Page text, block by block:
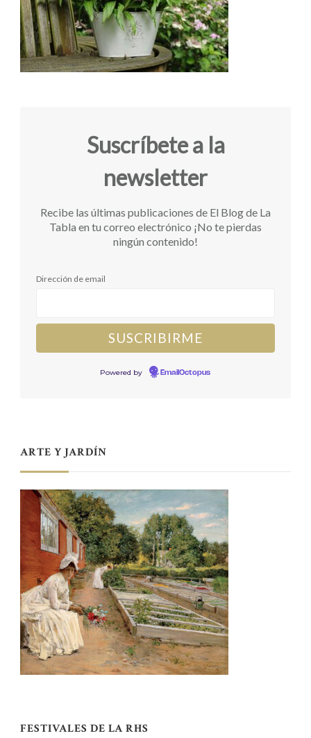
Suscríbete a la
newsletter
Recibe las últimas publicaciones de El Blog de La
Tabla en tu correo electrónico ¡No te pierdas
ningún contenido!
Dirección de email
Powered by EmailOctopus
ARTE Y JARDÍN
FESTIVALES DE LA RHS